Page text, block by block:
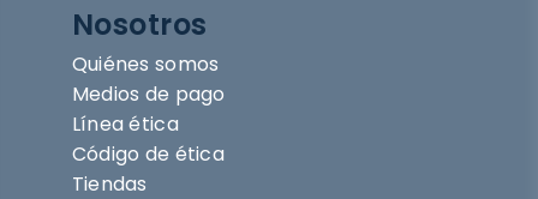
Nosotros
Quiénes somos
Medios de pago
Línea ética
Código de ética
Tiendas